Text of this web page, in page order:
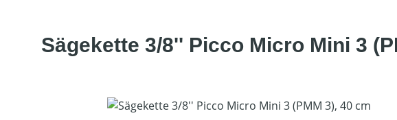
Sägekette 3/8'' Picco Micro Mini 3
Bildergalerie überspringen